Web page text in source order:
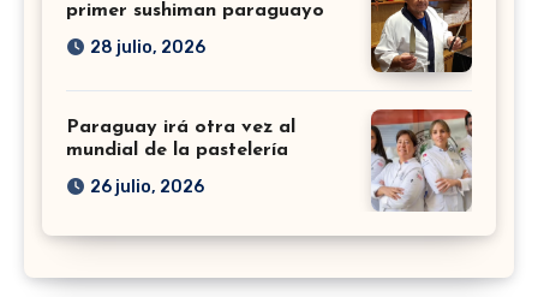
primer sushiman paraguayo
28 julio, 2026
Paraguay irá otra vez al
mundial de la pastelería
26 julio, 2026